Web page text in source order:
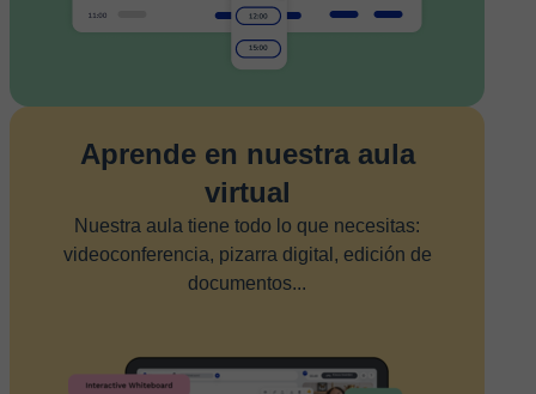
Aprende en nuestra aula
virtual
Nuestra aula tiene todo lo que necesitas:
videoconferencia, pizarra digital, edición de
documentos...